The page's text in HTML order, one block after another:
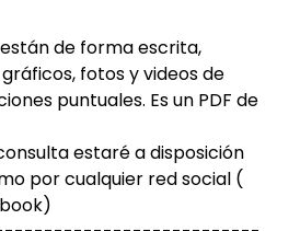
de forma escrita,
fotos y videos de
puntuales. Es un PDF de
estaré a disposición
por cualquier red social (